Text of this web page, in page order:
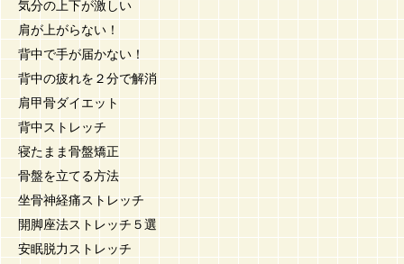
気分の上下が激しい
肩が上がらない！
背中で手が届かない！
背中の疲れを２分で解消
肩甲骨ダイエット
背中ストレッチ
寝たまま骨盤矯正
骨盤を立てる方法
坐骨神経痛ストレッチ
開脚座法ストレッチ５選
安眠脱力ストレッチ